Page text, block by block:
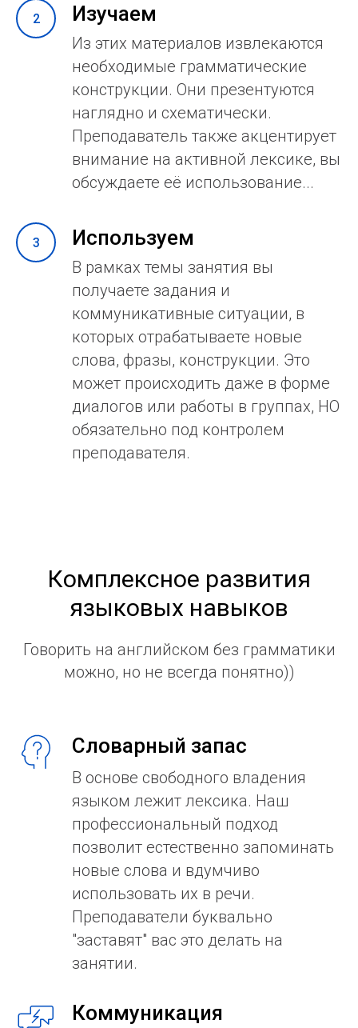
Изучаем
Из этих материалов извлекаются
необходимые грамматические
конструкции. Они презентуются
наглядно и схематически.
Преподаватель также акцентирует
внимание на активной лексике, вы
обсуждаете её использование...
Используем
В рамках темы занятия вы
получаете задания и
коммуникативные ситуации, в
которых отрабатываете новые
слова, фразы, конструкции. Это
может происходить даже в форме
диалогов или работы в группах, НО
обязательно под контролем
преподавателя.
Комплексное развития
языковых навыков
Говорить на английском без грамматики
можно, но не всегда понятно))
Словарный запас
В основе свободного владения
языком лежит лексика. Наш
профессиональный подход
позволит естественно запоминать
новые слова и вдумчиво
использовать их в речи.
Преподаватели буквально
"заставят" вас это делать на
занятии.
Коммуникация